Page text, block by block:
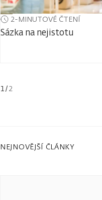
2-MINUTOVÉ ČTENÍ
Sázka na nejistotu
1 /2
NEJNOVĚJŠÍ ČLÁNKY